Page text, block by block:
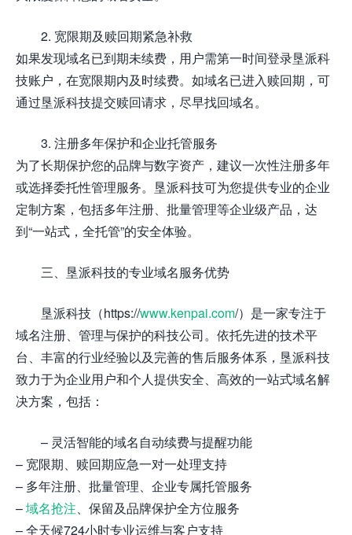
2. 宽限期及赎回期紧急补救
如果发现域名已到期未续费，用户需第一时间登录垦派科
技账户，在宽限期内及时续费。如域名已进入赎回期，可
通过垦派科技提交赎回请求，尽早找回域名。
3. 注册多年保护和企业托管服务
为了长期保护您的品牌与数字资产，建议一次性注册多年
或选择委托性管理服务。垦派科技可为您提供专业的企业
定制方案，包括多年注册、批量管理等企业级产品，达
到“一站式，全托管”的安全体验。
三、垦派科技的专业域名服务优势
垦派科技（https://www.kenpai.com/）是一家专注于
域名注册、管理与保护的科技公司。依托先进的技术平
台、丰富的行业经验以及完善的售后服务体系，垦派科技
致力于为企业用户和个人提供安全、高效的一站式域名解
决方案，包括：
– 灵活智能的域名自动续费与提醒功能
– 宽限期、赎回期应急一对一处理支持
– 多年注册、批量管理、企业专属托管服务
–域名抢注、保留及品牌保护全方位服务
– 全天候724小时专业运维与客户支持